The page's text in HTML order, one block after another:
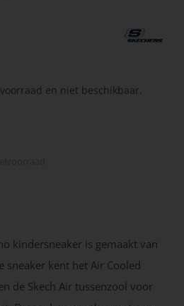
en niet beschikbaar.
kindersneaker is gemaakt van
sneaker kent het Air Cooled
de Skech Air tussenzool voor